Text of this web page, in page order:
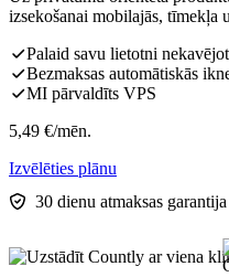
izsekošanai mobilajās, tīmekļa
Palaid savu lietotni
Bezmaksas automātiskās
MI pārvaldīts VPS
5,49 €/mēn.
Izvēlēties plānu
30 dienu atmaksas garantija